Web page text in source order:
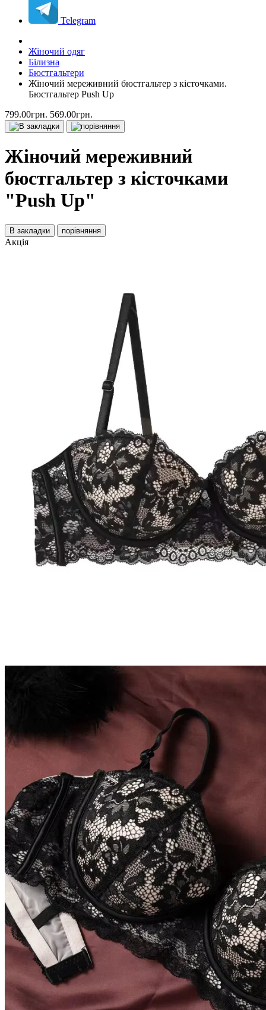
Telegram
Жіночий одяг
Білизна
Бюстгальтери
Жіночий мереживний бюстгальтер з кісточками.
Бюстгальтер Push Up
799.00грн. 569.00грн.
Жіночий мереживний
бюстгальтер з кісточками
"Push Up"
В закладки порівняння
Акція